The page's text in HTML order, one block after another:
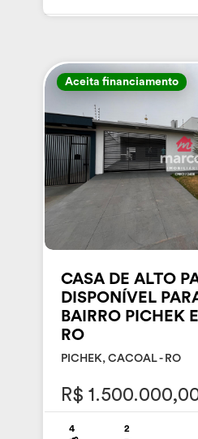
Aceita financiamento
CASA DE ALTO
DISPONÍVEL
BAIRRO PICHEK
RO
PICHEK, CACOAL - RO
R$
4 2